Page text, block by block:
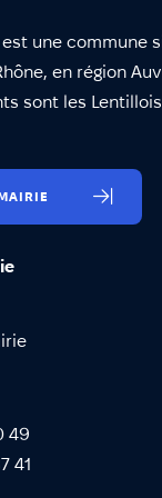
une commune
en région
sont les
49
41